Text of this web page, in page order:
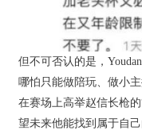
但不可否认的是，
哪怕只能做陪玩、做小
在赛场上高举赵信长枪
望未来他能找到属于自